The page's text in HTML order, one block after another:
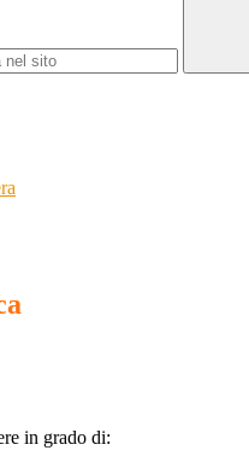
in grado di: